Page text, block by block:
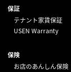
保証
テナント家賃保証
USEN Warranty
保険
お店のあんしん保険